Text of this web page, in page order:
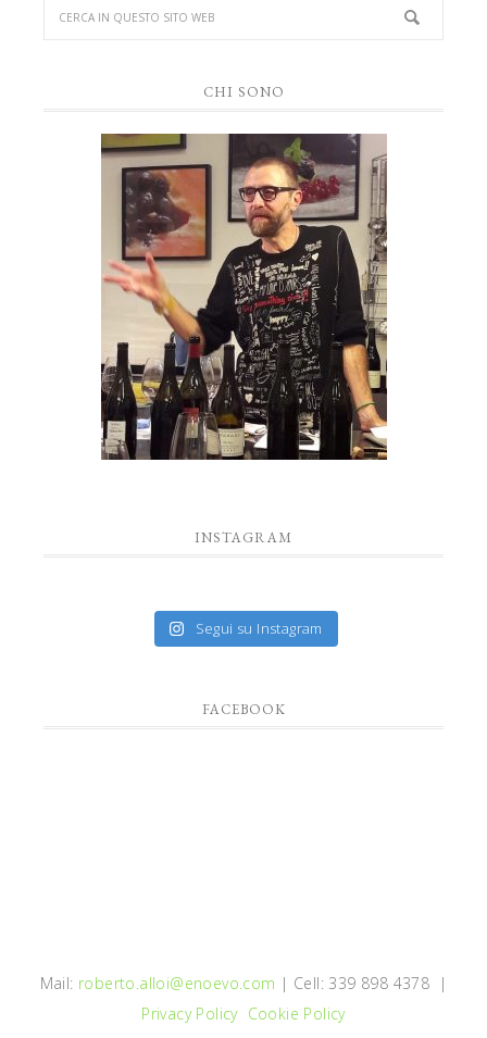
CHI SONO
INSTAGRAM
Segui su Instagram
FACEBOOK
Mail: roberto.alloi@enoevo.com | Cell: 339 898 4378 |
Privacy Policy Cookie Policy